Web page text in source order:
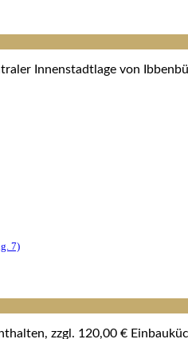
Innenstadtlage von
7)
zzgl. 120,00 €